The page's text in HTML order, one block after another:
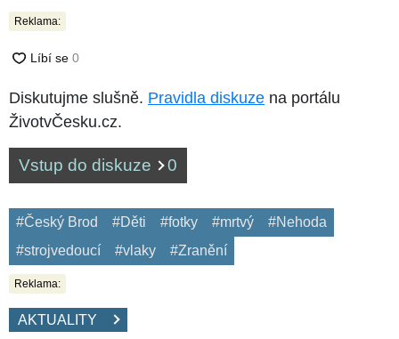
Reklama:
Diskutujme slušně. Pravidla diskuze na portálu
ŽivotvČesku.cz.
Vstup do diskuze 0
#Český Brod #Děti #fotky #mrtvý
#Nehoda
#strojvedoucí
#vlaky #Zranění
Reklama:
AKTUALITY